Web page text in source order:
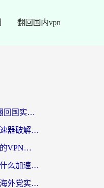
翻回国内vpn
海外党别再踩坑！vpn翻回国实用指南——选对加速器，国内资源无缝用
海外党别踩坑！免费加速器破解版真的能用？教你无缝访问国内资源的正确姿势
海外党必看：免费好用的VPN？不如选对转国内加速器实现无缝追剧
在阿根廷玩国内游戏用什么加速器？3年海外党亲测实用指南
迅游和小黑牛哪个好？海外党实测指南，选对中国地址加速器才能无缝刷国内资源